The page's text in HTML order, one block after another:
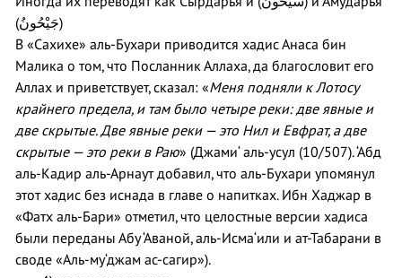
(جَيْحُونُ)
В «Сахихе» аль-Бухари приводится хадис Анаса бин
Малика о том, что Посланник Аллаха, да благословит его
Аллах и приветствует, сказал: «Меня подняли к Лотосу
крайнего предела, и там было четыре реки: две явные и
две скрытые. Две явные реки — это Нил и Евфрат, а две
скрытые — это реки в Раю» (Джами‘ аль-усул (10/507). ‘Абд
аль-Кадир аль-Арнаут добавил, что аль-Бухари упомянул
этот хадис без иснада в главе о напитках. Ибн Хаджар в
«Фатх аль-Бари» отметил, что целостные версии хадиса
были переданы Абу ‘Аваной, аль-Исма‘или и ат-Табарани в
своде «Аль-му‘джам ас-сагир»).